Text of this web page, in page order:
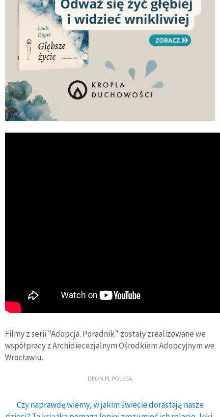
Filmy z serii "Adopcja. Poradnik." zostały zrealizowane we
współpracy z Archidiecezjalnym Ośrodkiem Adopcyjnym we
Wrocławiu.
DEON.PL POLECA
Czy naprawdę wiemy, w jakim świecie dorastają nasze